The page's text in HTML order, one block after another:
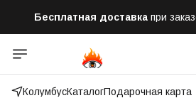
Бесплатная доставка при
Отправим заказ в течении часа
Оплатим до 50% доставки
КолумбусКаталогПодарочная карта